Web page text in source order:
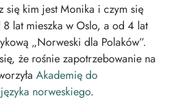
się kim jest Monika i czym się
lat mieszka w Oslo, a od 4 lat
„Norweski dla Polaków”.
że rośnie zapotrzebowanie na
Akademię do
norweskiego.